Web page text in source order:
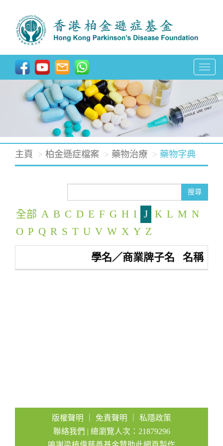
T
g
l
e
t
主頁 柏金遜症檔案 藥物治療 藥物字典
搜尋
全部 A B C D E F G H I J K L M N
O P Q R S T U V W X Y Z
學名／商業牌子名 名稱
版權聲明 免責聲明
私隱政策
聯絡我們 | 總瀏覽人次：21879296